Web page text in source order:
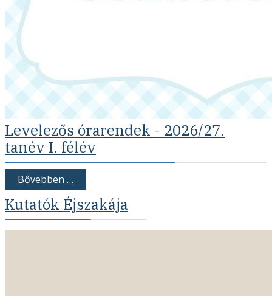
Levelezős órarendek - 2026/27.
tanév I. félév
Bővebben …
Kutatók Éjszakája